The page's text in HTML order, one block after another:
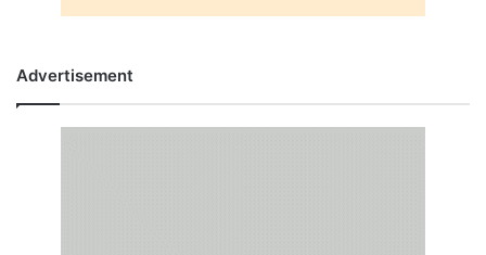
Advertisement